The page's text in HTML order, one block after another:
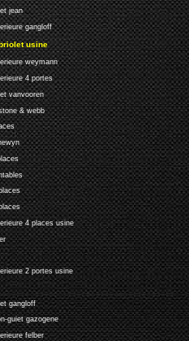
jean
gangloff
usine
weymann
4 portes
vanvooren
& webb
4 places usine
2 portes usine
gangloff
guiet gazogene
felber